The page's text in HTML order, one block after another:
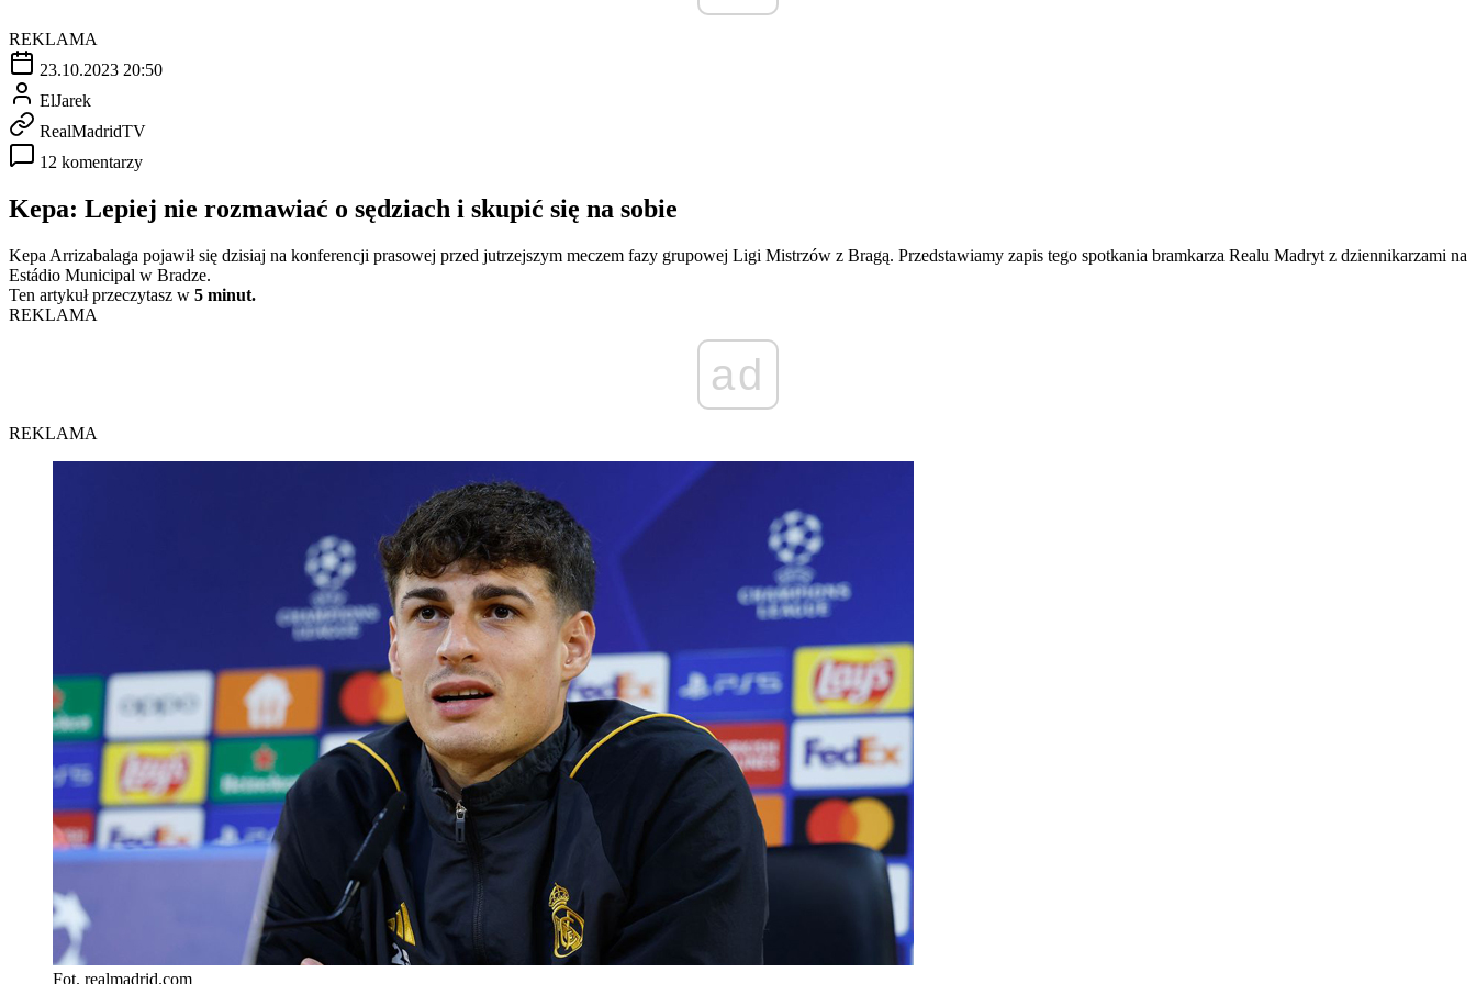
REKLAMA
23.10.2023 20:50
ElJarek
RealMadridTV
12 komentarzy
Kepa: Lepiej nie rozmawiać o sędziach i skupić się na sobie
Kepa Arrizabalaga pojawił się dzisiaj na konferencji prasowej przed jutrzejszym meczem fazy grupowej Ligi Mistrzów z Bragą. Przedstawiamy zapis tego spotkania bramkarza Realu Madryt z dziennikarzami na
Estádio Municipal w Bradze.
Ten artykuł przeczytasz w 5 minut.
REKLAMA
ad
REKLAMA
Fot. realmadrid.com